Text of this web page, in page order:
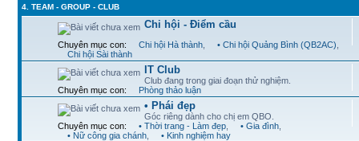
4. TEAM - GROUP - CLUB
Chi hội - Điểm cầu
Chuyên mục con: Chi hội Hà thành • Chi hội Quảng Bình (QB2AC)
Chi hội Sài thành
IT Club
Club đang trong giai đoạn thử nghiệm.
Chuyên mục con:
Phòng thảo luận
• Phái đẹp
Góc riêng dành cho chị em QBO.
Chuyên mục con:
• Thời trang - Làm đẹp • Gia đình
• Nữ công gia chánh
• Kinh nghiệm hay